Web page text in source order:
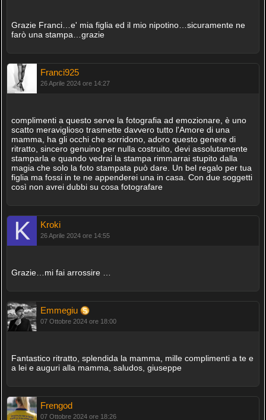
Grazie Franci…e' mia figlia ed il mio nipotino…sicuramente ne
farò una stampa…grazie
Franci925
26 Aprile 2024 ore 14:27
complimenti a questo serve la fotografia ad emozionare, è uno
scatto meraviglioso trasmette davvero tutto l'Amore di una
mamma, ha gli occhi che sorridono, adoro questo genere di
ritratto, sincero genuino per nulla costruito, devi assolutamente
stamparla e quando vedrai la stampa rimmarrai stupito dalla
magia che solo la foto stampata può dare. Un bel regalo per tua
figlia ma fossi in te ne appenderei una in casa. Con due soggetti
così non avrei dubbi su cosa fotografare
Kroki
26 Aprile 2024 ore 14:55
Grazie…mi fai arrossire …
Emmegiu
07 Ottobre 2024 ore 18:00
Fantastico ritratto, splendida la mamma, mille complimenti a te e
a lei e auguri alla mamma, saludos, giuseppe
Frengod
07 Ottobre 2024 ore 18:26